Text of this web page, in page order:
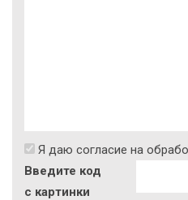
Я даю согласие на
Введите код
с картинки